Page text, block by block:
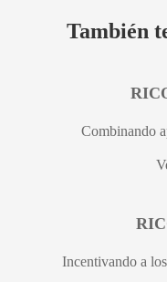
También
Combinando
Incentivando a